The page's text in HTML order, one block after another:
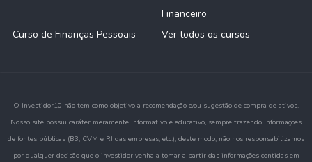
Financeiro
Curso de Finanças Pessoais
Ver todos os cursos
O Investidor10 não tem como objetivo a recomendação e/ou sugestão de compra de ativos.
Nosso site possui caráter meramente informativo e educativo, sempre trazendo informações
de fontes públicas (B3, CVM e RI das empresas, etc.), deste modo, não nos responsabilizamos
por qualquer decisão que o investidor venha a tomar a partir das informações contidas em